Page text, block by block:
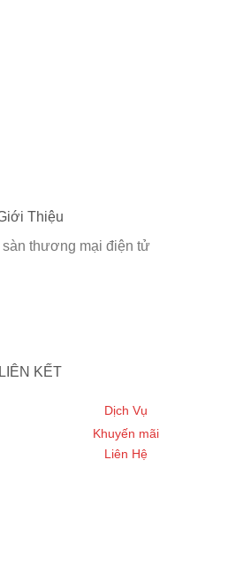
Thiệu
sàn thương mại điện tử
LIÊN KẾT
Dịch Vụ
Khuyến mãi
Liên Hệ